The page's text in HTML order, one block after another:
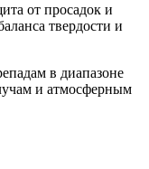
от просадок и
твердости и
в диапазоне
и атмосферным